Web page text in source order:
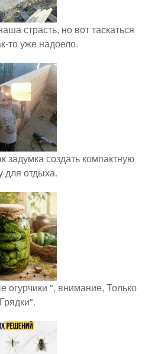
страсть, но вот таскаться
то уже надоело.
задумка создать компактную
для отдыха.
", внимание, Только